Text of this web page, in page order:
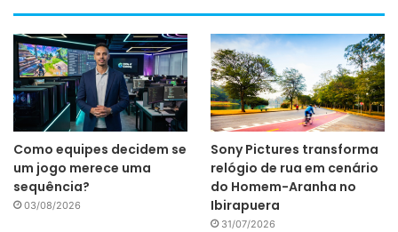
Como equipes decidem se
um jogo merece uma
sequência?
03/08/2026
Sony Pictures transforma
relógio de rua em cenário
do Homem-Aranha no
Ibirapuera
31/07/2026